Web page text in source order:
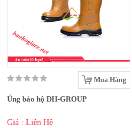
Mua Hàng
Ủng bảo hộ DH-GROUP
Giá : Liên Hệ